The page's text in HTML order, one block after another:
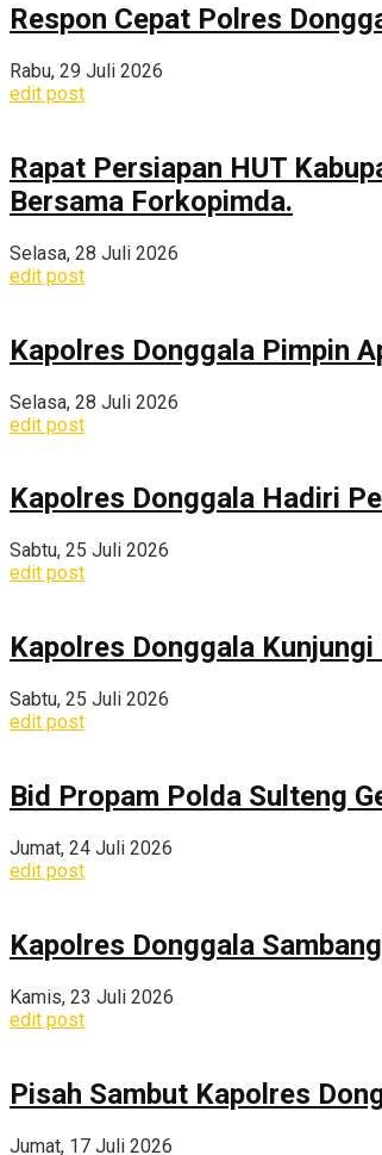
Respon Cepat Polres
Rabu, 29 Juli 2026
edit post
Rapat Persiapan HUT
Bersama Forkopimda.
Selasa, 28 Juli 2026
edit post
Kapolres Donggala Pimpin
Selasa, 28 Juli 2026
edit post
Kapolres Donggala Hadiri
Sabtu, 25 Juli 2026
edit post
Kapolres Donggala
Sabtu, 25 Juli 2026
edit post
Bid Propam Polda Sulteng
Jumat, 24 Juli 2026
edit post
Kapolres Donggala
Kamis, 23 Juli 2026
edit post
Pisah Sambut Kapolres
Jumat, 17 Juli 2026